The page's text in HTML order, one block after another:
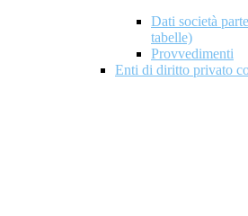
Dati società
tabelle)
Provvedimenti
Enti di diritto privato